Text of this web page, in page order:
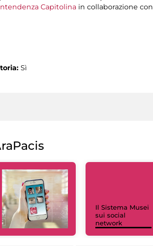
Capitolina in collaborazione con
Sì
Il Sistema Musei
sui social
network